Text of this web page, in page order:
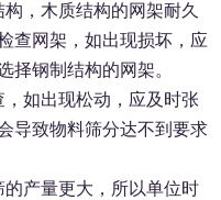
，木质结构的网架耐久
查网架，如出现损坏，应
择钢制结构的网架。
如出现松动，应及时张
导致物料筛分达不到要求
产量更大，所以单位时